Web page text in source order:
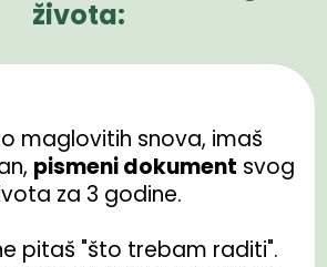
života:
maglovitih snova, imaš
pismeni dokument svog
za 3 godine.
pitaš "što trebam raditi".